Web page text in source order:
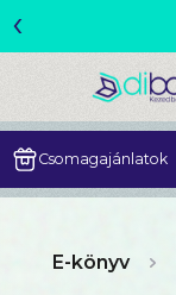
‹
Csomagajánlatok
E-könyv